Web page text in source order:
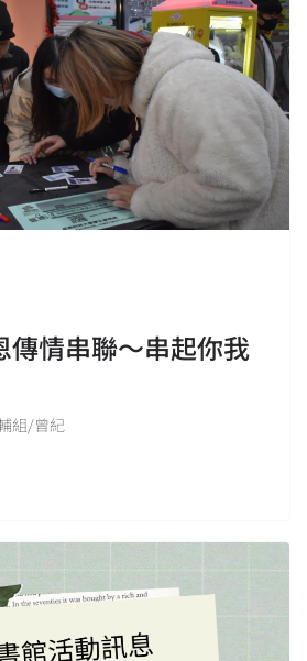
傳情串聯〜串起你我
組/曾紀